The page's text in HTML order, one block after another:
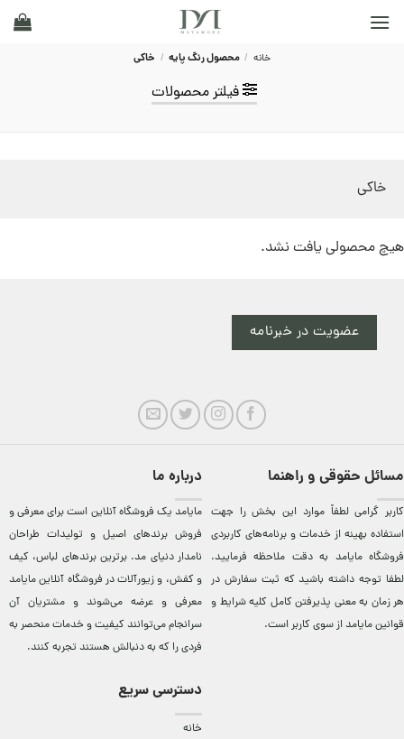
خانه / محصول رنگ پایه / خاکی
فیلتر محصولات
خاکی
هیچ محصولی یافت نشد.
عضویت در خبرنامه
مسائل حقوقی و راهنما
کاربر گرامی لطفاً موارد این بخش را جهت
استفاده بهینه از خدمات و برنامه‌‏های کاربردی
فروشگاه مایامد به دقت ملاحظه فرمایید.
لطفا توجه داشته باشید که ثبت سفارش در
هر زمان به معنی پذیرفتن کامل کلیهشرایط و
قوانین مایامداز سوی کاربر است.
درباره ما
مایامد يک فروشگاه آنلاين است برای معرفی و
فروش برندهای اصيل و توليدات طراحان
نامدار دنيای مد. برترين‌ برندهای لباس، کيف
و کفش، و زيورآلات در فروشگاه آنلاين مایامد
معرفی و عرضه می‌شوند و مشتريان آن
سرانجام می‌توانند کيفيت و خدمات منحصر به
فردی را که به دنبالش هستند تجربه کنند.
دسترسی سریع
خانه